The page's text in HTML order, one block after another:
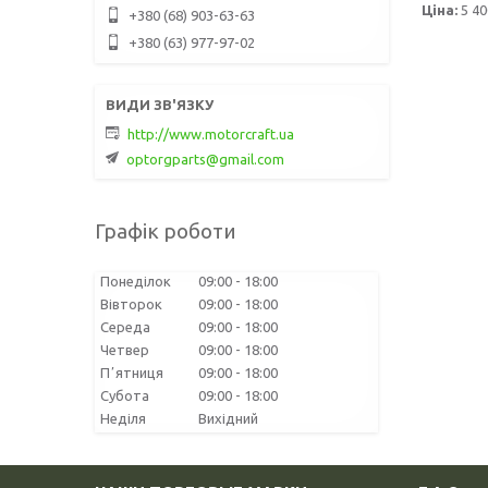
Ціна: 5
+380 (68) 903-63-63
+380 (63) 977-97-02
http://www.motorcraft.ua
optorgparts@gmail.com
Графік роботи
Понеділок 09:00
18:00
Вівторок
09:00
18:00
Середа
09:00
18:00
Четвер
09:00
18:00
Пʼятниця
09:00
18:00
Субота
09:00
18:00
Неділя
Вихідний